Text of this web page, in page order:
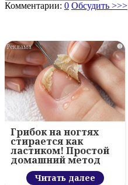
Комментарии: 0 Обсудить >>>
i
Грибок на ногтях
стирается как
ластиком! Простой
домашний метод
Читать далее